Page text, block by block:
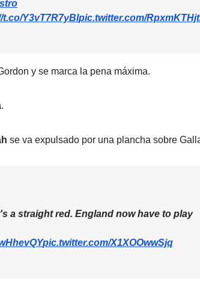
t.co/Y3vT7R7yBlpic.twitter.com/
y se marca la pena máxima.
.
se va expulsado por una plancha sobre
a straight red. England now have to play
pic.twitter.com/X1XOOwwSjq